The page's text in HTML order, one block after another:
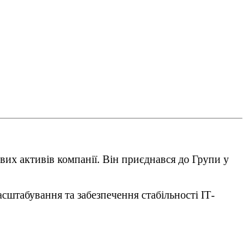
активів компанії. Він приєднався до Групи у
та забезпечення стабільності ІТ-